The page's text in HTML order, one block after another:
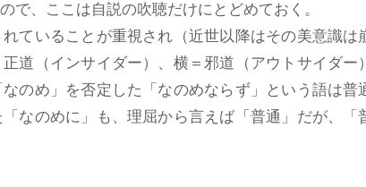
で、ここは自説の吹聴だけにとどめておく。
ていることが重視され（近世以降はその美意識
道（インサイダー）、横＝邪道（アウトサイダ
のめ」を否定した「なのめならず」という語は
なのめに」も、理屈から言えば「普通」だが、